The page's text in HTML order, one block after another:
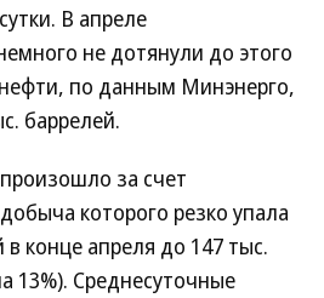
В апреле
не дотянули до этого
по данным Минэнерго,
баррелей.
за счет
которого резко упала
в конце апреля до 147 тыс.
13%). Среднесуточные